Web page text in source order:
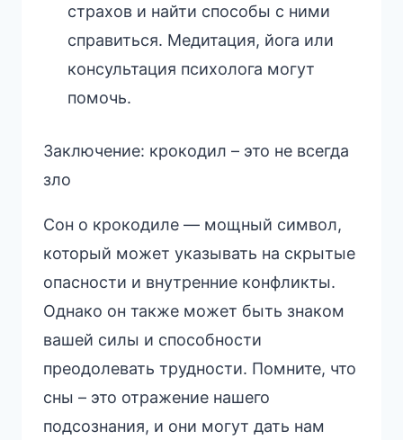
страхов и найти способы с ними
справиться. Медитация, йога или
консультация психолога могут
помочь.
Заключение: крокодил – это не всегда
зло
Сон о крокодиле — мощный символ,
который может указывать на скрытые
опасности и внутренние конфликты.
Однако он также может быть знаком
вашей силы и способности
преодолевать трудности. Помните, что
сны – это отражение нашего
подсознания, и они могут дать нам